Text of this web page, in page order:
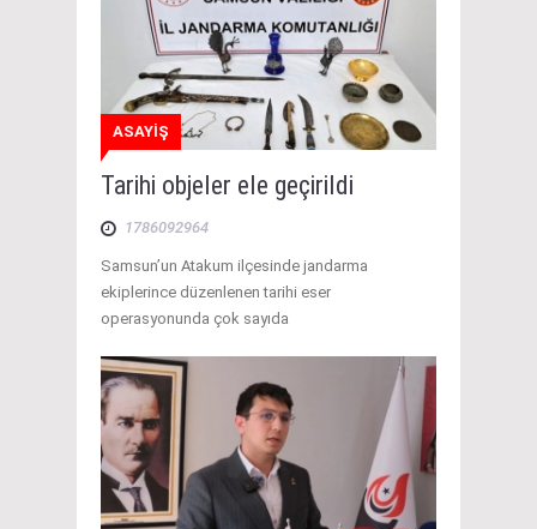
ASAYİŞ
Tarihi objeler ele geçirildi
1786092964
Samsun’un Atakum ilçesinde jandarma
ekiplerince düzenlenen tarihi eser
operasyonunda çok sayıda